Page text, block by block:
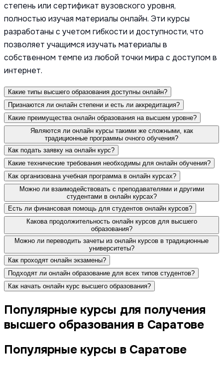
степень или сертификат вузовского уровня,
полностью изучая материалы онлайн. Эти курсы
разработаны с учетом гибкости и доступности, что
позволяет учащимся изучать материалы в
собственном темпе из любой точки мира с доступом в
интернет.
Какие типы высшего образования доступны онлайн?
Признаются ли онлайн степени и есть ли аккредитация?
Какие преимущества онлайн образования на высшем уровне?
Являются ли онлайн курсы такими же сложными, как
традиционные программы очного обучения?
Как подать заявку на онлайн курс?
Какие технические требования необходимы для онлайн обучения?
Как организована учебная программа в онлайн курсах?
Можно ли взаимодействовать с преподавателями и другими
студентами в онлайн курсах?
Есть ли финансовая помощь для студентов онлайн курсов?
Какова продолжительность онлайн курсов для высшего
образования?
Можно ли переводить зачеты из онлайн курсов в традиционные
университеты?
Как проходят онлайн экзамены?
Подходят ли онлайн образование для всех типов студентов?
Как начать онлайн курс высшего образования?
Популярные курсы для получения
высшего образования в Саратове
Популярные курсы в Саратове